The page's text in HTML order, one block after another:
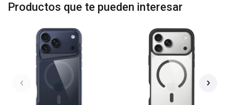
Productos que te pueden interesar